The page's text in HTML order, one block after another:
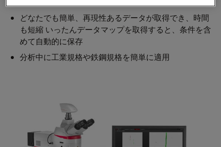
どなたでも簡単、再現性あるデータが取得でき、時間
も短縮 いったんデータマップを取得すると、条件を含
めて自動的に保存
分析中に工業規格や鉄鋼規格を簡単に適用